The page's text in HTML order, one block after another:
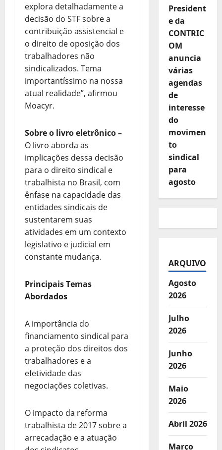
explora detalhadamente a
decisão do STF sobre a
contribuição assistencial e
o direito de oposição dos
trabalhadores não
sindicalizados. Tema
importantíssimo na nossa
atual realidade”, afirmou
Moacyr.
Sobre o livro eletrônico–
O livro aborda as
implicações dessa decisão
para o direito sindical e
trabalhista no Brasil, com
ênfase na capacidade das
entidades sindicais de
sustentarem suas
atividades em um contexto
legislativo e judicial em
constante mudança.
Principais Temas
Abordados
A importância do
financiamento sindical para
a proteção dos direitos dos
trabalhadores e a
efetividade das
negociações coletivas.
O impacto da reforma
trabalhista de 2017 sobre a
arrecadação e a atuação
President
e da
CONTRIC
OM
anuncia
várias
agendas
de
interesse
do
movimen
to
sindical
para
agosto
ARQUIVO
Agosto
2026
Julho
2026
Junho
2026
Maio
2026
Abril 2026
Março